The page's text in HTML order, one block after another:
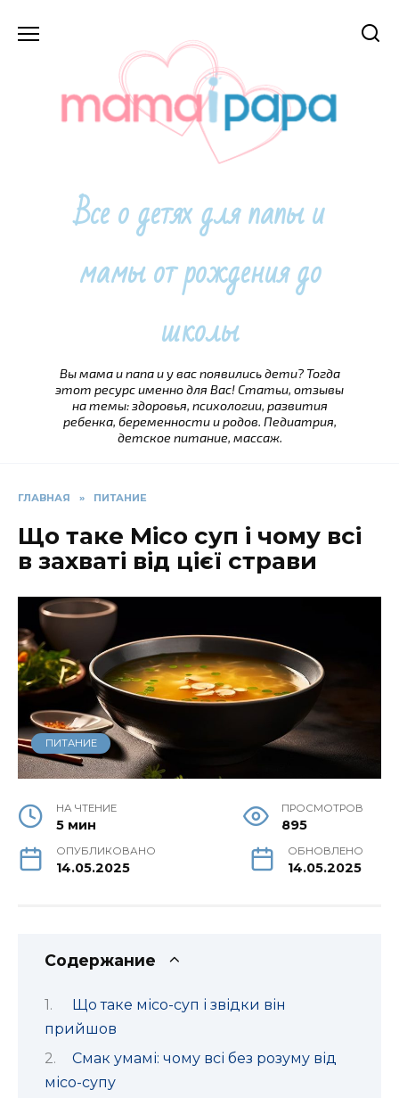
Все о детях для папы и
мамы от рождения до
школы
Вы мама и папа и у вас появились дети? Тогда
этот ресурс именно для Вас! Статьи, отзывы
на темы: здоровья, психологии, развития
ребенка, беременности и родов. Педиатрия,
детское питание, массаж.
ГЛАВНАЯ » ПИТАНИЕ
Що таке Місо суп і чому всі
в захваті від цієї страви
ПИТАНИЕ
НА ЧТЕНИЕ
5 мин
ПРОСМОТРОВ
895
ОПУБЛИКОВАНО
14.05.2025
ОБНОВЛЕНО
14.05.2025
Содержание
Що таке місо-суп і звідки він
прийшов
Смак умамі: чому всі без розуму від
місо-супу